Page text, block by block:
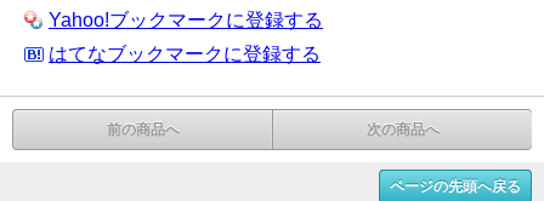
Yahoo!ブックマークに登録する
はてなブックマークに登録する
前の商品へ 次の商品へ
ページの先頭へ戻る